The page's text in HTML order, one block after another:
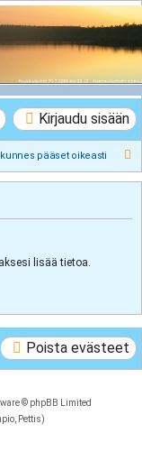
Kirjaudu sisään
pääset oikeasti
lisää tietoa.
Poista evästeet
© phpBB Limited
Pettis)